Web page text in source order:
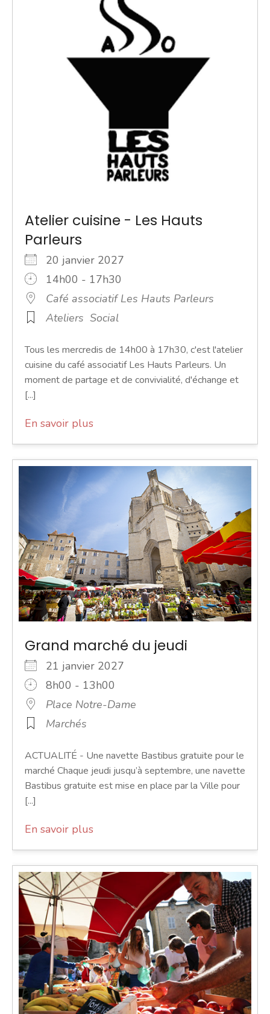
Atelier cuisine - Les Hauts
Parleurs
20 janvier 2027
14h00 - 17h30
Café associatif Les Hauts Parleurs
Ateliers Social
Tous les mercredis de 14h00 à 17h30, c'est l'atelier
cuisine du café associatif Les Hauts Parleurs. Un
moment de partage et de convivialité, d'échange et
[...]
En savoir plus
Grand marché du jeudi
21 janvier 2027
8h00 - 13h00
Place Notre-Dame
Marchés
ACTUALITÉ - Une navette Bastibus gratuite pour le
marché Chaque jeudi jusqu’à septembre, une navette
Bastibus gratuite est mise en place par la Ville pour
[...]
En savoir plus